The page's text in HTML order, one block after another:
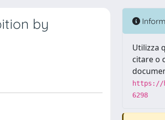
by
Utilizza
citare o
https://
6298